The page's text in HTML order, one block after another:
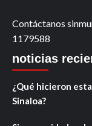
Contáctanos
1179588
noticias
¿Qué hicieron
Sinaloa?